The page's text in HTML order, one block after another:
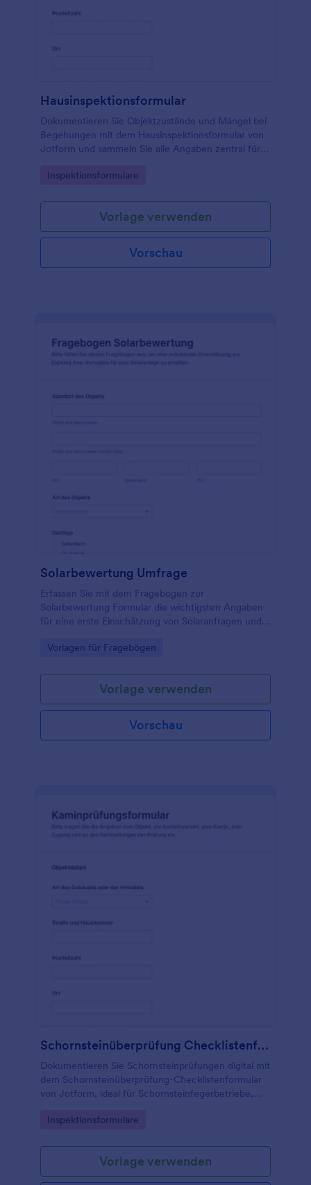
Hausinspektionsformular
Dokumentieren Sie Objektzustände und Mängel bei
Begehungen mit dem Hausinspektionsformular von
Jotform und sammeln Sie alle Angaben zentral für
Eigentümervertretungen.
Go to Category:
Inspektionsformulare
Vorlage verwenden
Vorschau
Solarbewertung Umfrage
Erfassen Sie mit dem Fragebogen zur
Solarbewertung Formular die wichtigsten Angaben
für eine erste Einschätzung von Solaranfragen und
Datenerfassung für Privathaushalte und Betriebe mit
Go to Category:
Vorlagen für Fragebögen
Vorlage verwenden
Vorschau
Schornsteinüberprüfung Checklistenformular
Dokumentieren Sie Schornsteinprüfungen digital mit
dem Schornsteinüberprüfung-Checklistenformular
von Jotform, ideal für Schornsteinfegerbetriebe,
daten erfassung und Nachverfolgung.
Go to Category:
Inspektionsformulare
Vorlage verwenden